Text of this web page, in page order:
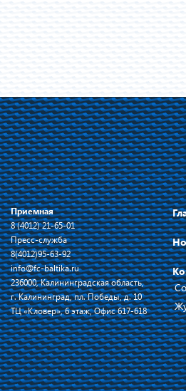
Приемная
8 (4012) 21-65-01
Пресс-служба
8(4012)95-63-92
info@fc-baltika.ru
236000, Калининградская область,
г. Калининград, пл. Победы, д. 10
ТЦ «Кловер», 6 этаж, Офис 617-618